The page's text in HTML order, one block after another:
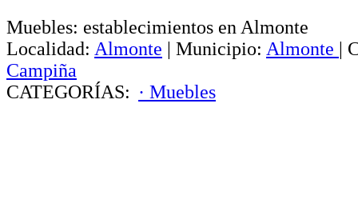
Muebles: establecimientos en Almonte
Localidad: Almonte | Municipio: Almonte |
Campiña
CATEGORÍAS: · Muebles